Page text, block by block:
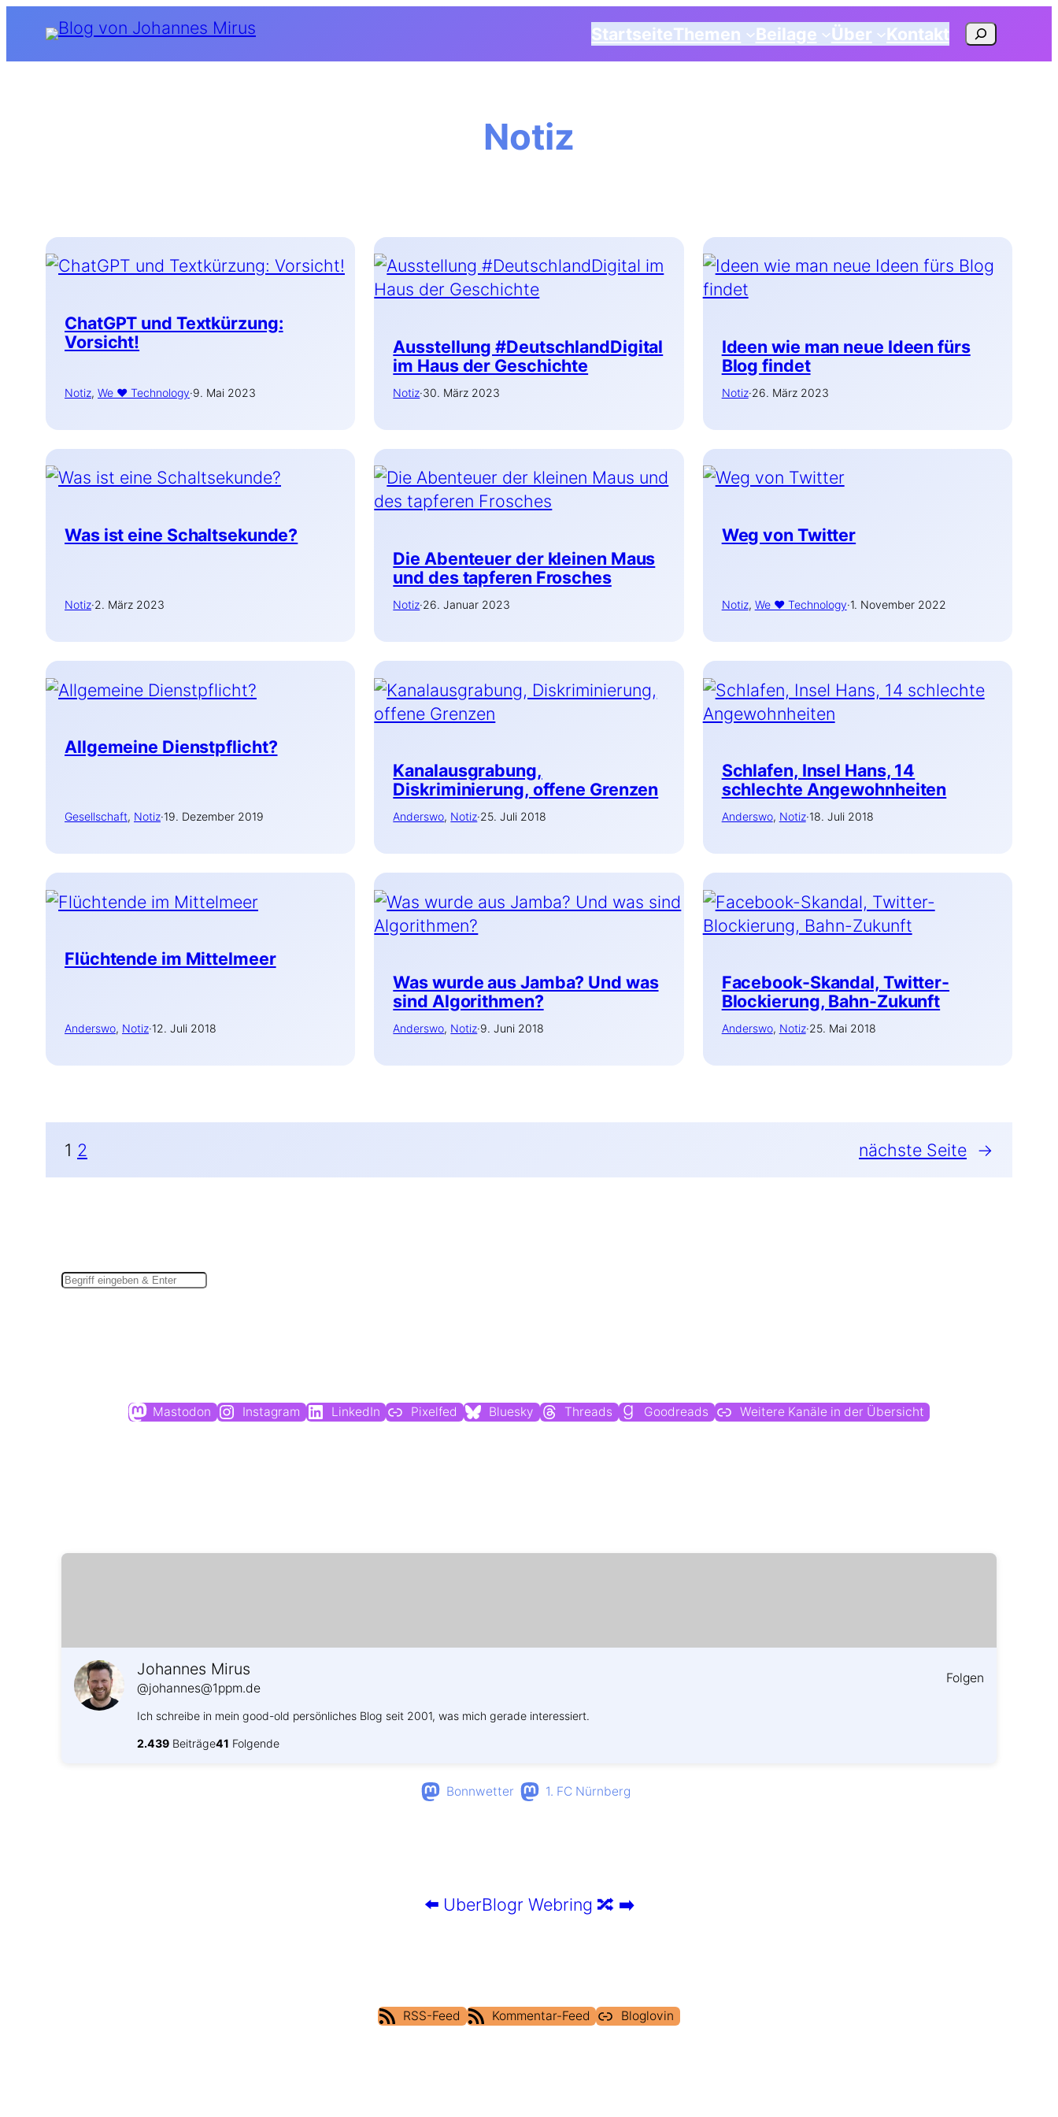
Inhalt
springen
StartseiteThemen Beilage Über Kontakt Suchen
Notiz
ChatGPT und Textkürzung:
Vorsicht!
Notiz, We ♥ Technology·9. Mai 2023
Ausstellung #DeutschlandDigital
im Haus der Geschichte
Notiz·30. März 2023
Ideen wie man neue Ideen fürs
Blog findet
Notiz·26. März 2023
Was ist eine Schaltsekunde?
Notiz·2. März 2023
Die Abenteuer der kleinen Maus
und des tapferen Frosches
Notiz·26. Januar 2023
Weg von Twitter
Notiz, We ♥ Technology·1. November 2022
Allgemeine Dienstpflicht?
Gesellschaft, Notiz·19. Dezember 2019
Kanalausgrabung,
Diskriminierung, offene Grenzen
Anderswo, Notiz·25. Juli 2018
Schlafen, Insel Hans, 14
schlechte Angewohnheiten
Anderswo, Notiz·18. Juli 2018
Flüchtende im Mittelmeer
Anderswo, Notiz·12. Juli 2018
Was wurde aus Jamba? Und was
sind Algorithmen?
Anderswo, Notiz·9. Juni 2018
Facebook-Skandal, Twitter-
Blockierung, Bahn-Zukunft
Anderswo, Notiz·25. Mai 2018
1 2 nächste Seite →
Mastodon Instagram LinkedIn Pixelfed Bluesky Threads Goodreads Weitere Kanäle in der Übersicht
Johannes Mirus
@johannes@1ppm.de
Folgen
Ich schreibe in mein good-old persönliches Blog seit 2001, was mich gerade interessiert.
2.439 Beiträge41 Folgende
Bonnwetter 1. FC Nürnberg
⬅️ UberBlogr Webring 🔀 ➡️
RSS-Feed Kommentar-Feed Bloglovin